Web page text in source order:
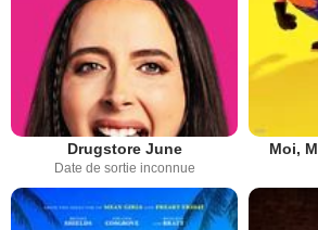
Drugstore June
Date de sortie inconnue
Moi,